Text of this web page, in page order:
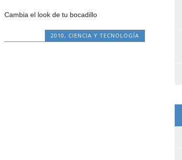
Cambia el look de tu bocadillo
2010 , CIENCIA Y TECNOLOGÍA